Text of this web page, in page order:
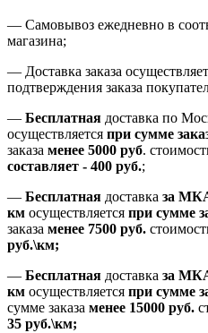
— Самовывоз ежедневно в
магазина;
— Доставка заказа
подтверждения заказа
— Бесплатная доставка по
осуществляется при сумме
заказа менее 5000 руб.
составляет - 400 руб.;
— Бесплатная доставка за
км осуществляется при сумме
заказа менее 7500 руб.
руб.\км;
— Бесплатная доставка за
км осуществляется при сумме
сумме заказа менее 15000 руб.
35 руб.\км;